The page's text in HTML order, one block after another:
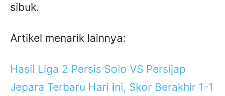
sibuk.
Artikel menarik lainnya:
Hasil Liga 2 Persis Solo VS Persijap
Jepara Terbaru Hari ini, Skor Berakhir 1-1